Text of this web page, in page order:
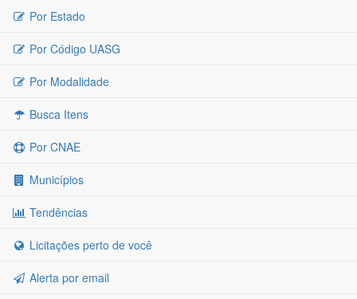
Por Estado
Por Código UASG
Por Modalidade
Busca Itens
Por CNAE
Municípios
Tendências
Licitações perto de você
Alerta por email